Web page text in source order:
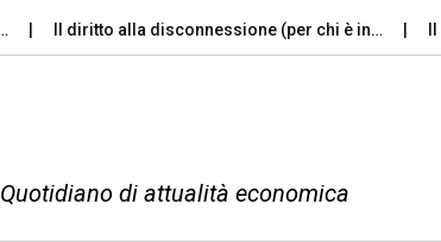
Il diritto alla disconnessione (per chi è in… Il
Quotidiano di attualità economica